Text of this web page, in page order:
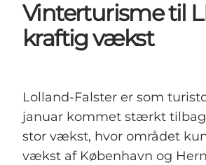
Vinterturisme til
kraftig vækst
Lolland-Falster er som
januar kommet stærkt
stor vækst, hvor området
vækst af København og